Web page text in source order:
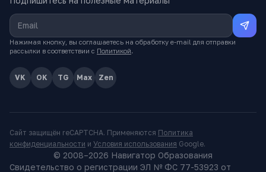
Нажимая кнопку, вы соглашаетесь на обработку e-mail для отправки
рассылки в соответствии с Политикой.
VK OK TG Max Zen
Сайт защищён reCAPTCHA. Применяются Политика
конфиденциальности и Условия использования Google.
© 2008–2026 Навигатор Образования
Свидетельство о регистрации ЭЛ № ФС 77-53923 от